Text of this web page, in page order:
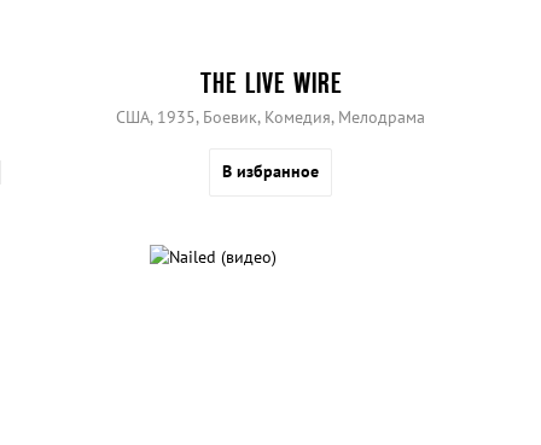
THE LIVE WIRE
США, 1935, Боевик, Комедия, Мелодрама
В избранное